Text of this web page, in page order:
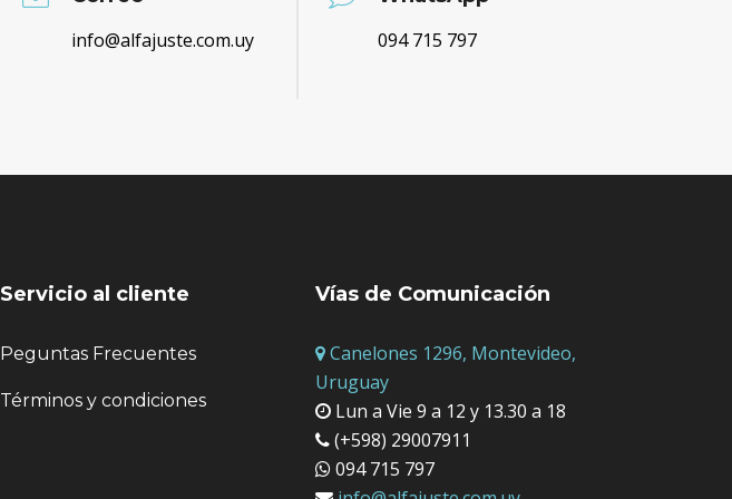
info@alfajuste.com.uy
094 715 797
Servicio al cliente
Peguntas Frecuentes
Términos y condiciones
Vías de Comunicación
Canelones 1296, Montevideo,
Uruguay
Lun a Vie 9 a 12 y 13.30 a 18
(+598) 29007911
094 715 797